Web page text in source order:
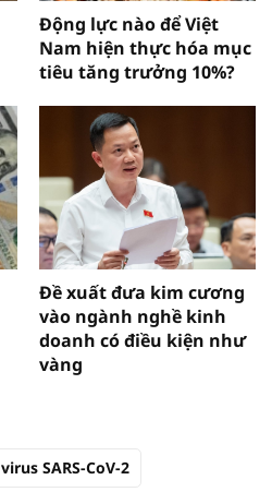
Động lực nào để Việt
Nam hiện thực hóa mục
tiêu tăng trưởng 10%?
Đề xuất đưa kim cương
vào ngành nghề kinh
doanh có điều kiện như
vàng
virus SARS-CoV-2